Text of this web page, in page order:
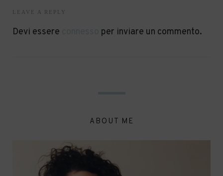
LEAVE A REPLY
Devi essere per inviare un commento.
ABOUT ME